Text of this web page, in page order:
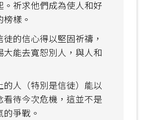
。祈求他們成為使人和好
樣。
徒的信心得以堅固祈禱，
大能去寬恕別人，與人和
的人（特別是信徒）能以
看待今次危機，這並不是
爭戰。